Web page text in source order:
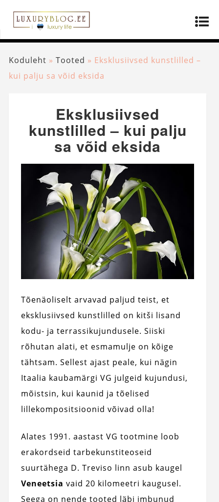
Koduleht » Tooted » Eksklusiivsed kunstlilled –
kui palju sa võid eksida
Eksklusiivsed
kunstlilled – kui palju
sa võid eksida
Tõenäoliselt arvavad paljud teist, et
eksklusiivsed kunstlilled on kitši lisand
kodu- ja terrassikujundusele. Siiski
rõhutan alati, et esmamulje on kõige
tähtsam. Sellest ajast peale, kui nägin
Itaalia kaubamärgi VG julgeid kujundusi,
mõistsin, kui kaunid ja tõelised
lillekompositsioonid võivad olla!
Alates 1991. aastast VG tootmine loob
erakordseid tarbekunstiteoseid
suurtähega D. Treviso linn asub kaugel
Veneetsia vaid 20 kilomeetri kaugusel.
Seega on nende tooted läbi imbunud